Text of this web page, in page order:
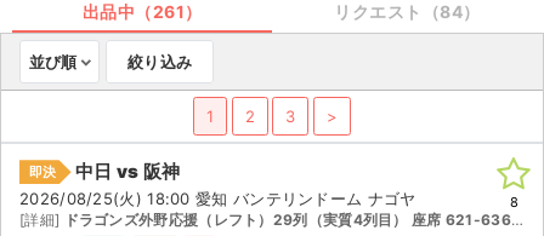
取扱チケット
ライブ・コンサート（国内）
ライブ・コンサート（海外）
イベント
出品中（261） リクエスト（84）
並び順 絞り込み
1 2 3 >
即決 中日 vs 阪神
2026/08/25(火) 18:00 愛知 バンテリンドーム ナゴヤ
[詳細] ドラゴンズ外野応援（レフト）29列（実質4列目） 座席 621-636番 【L3塁側/レフト側｜25 ~ 34列｜座席番号621 ~ 640】
8